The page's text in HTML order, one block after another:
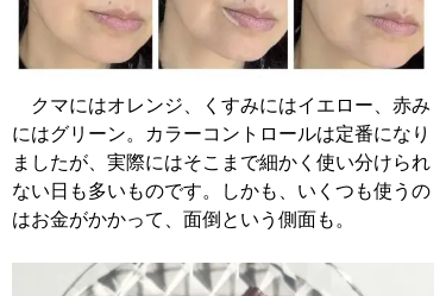
クマにはオレンジ、くすみにはイエロー、赤み
にはグリーン。カラーコントロールは定番になり
ましたが、実際にはそこまで細かく使い分けられ
ない日も多いものです。しかも、いくつも使うの
はお金がかかって、面倒という側面も。